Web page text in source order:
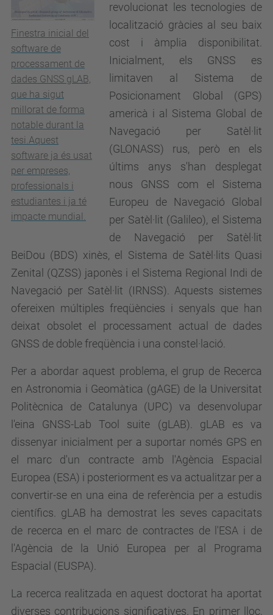
Finestra inicial del
software de
processament de
dades GNSS gLAB,
que ha sigut
millorat de forma
notable durant la
tesi.Aquest
software ja és usat
per empreses,
professionals i
estudiantes i ja té
impacte mundial.
revolucionat les tecnologies de
localització gràcies al seu baix
cost i àmplia disponibilitat.
Inicialment, els GNSS es
limitaven al Sistema de
Posicionament Global (GPS)
americà i al Sistema Global de
Navegació per Satèl·lit
(GLONASS) rus, però en els
últims anys s'han desplegat
nous GNSS com el Sistema
Europeu de Navegació Global
per Satèl·lit (Galileo), el Sistema
de Navegació per Satèl·lit
BeiDou (BDS) xinès, el Sistema de Satèl·lits Quasi
Zenital (QZSS) japonès i el Sistema Regional Indi de
Navegació per Satèl·lit (IRNSS). Aquests sistemes
ofereixen múltiples freqüències i senyals que han
deixat obsolet el processament actual de dades
GNSS de doble freqüència i una constel·lació.
Per a abordar aquest problema, el grup de Recerca
en Astronomia i Geomàtica (gAGE) de la Universitat
Politècnica de Catalunya (UPC) va desenvolupar
l'eina GNSS-Lab Tool suite (gLAB). gLAB es va
dissenyar inicialment per a suportar només GPS en
el marc d'un contracte amb l'Agència Espacial
Europea (ESA) i posteriorment es va actualitzar per a
convertir-se en una eina de referència per a estudis
científics. gLAB ha demostrat les seves capacitats
de recerca en el marc de contractes de l'ESA i de
l'Agència de la Unió Europea per al Programa
Espacial (EUSPA).
La recerca realitzada en aquest doctorat ha aportat
diverses contribucions significatives. En primer lloc,